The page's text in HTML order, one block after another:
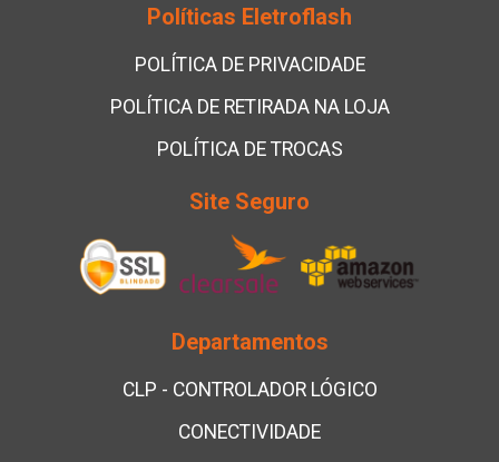
Políticas Eletroflash
POLÍTICA DE PRIVACIDADE
POLÍTICA DE RETIRADA NA LOJA
POLÍTICA DE TROCAS
Site Seguro
Departamentos
CLP - CONTROLADOR LÓGICO
CONECTIVIDADE